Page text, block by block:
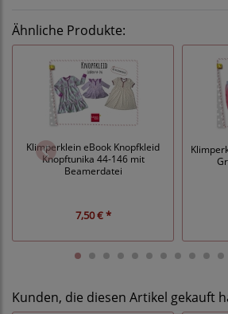
Ähnliche Produkte:
Klimperklein eBook Knopfkleid
Knopftunika 44-146 mit
Beamerdatei
7,50 € *
Kunden, die diesen Artikel gekauft